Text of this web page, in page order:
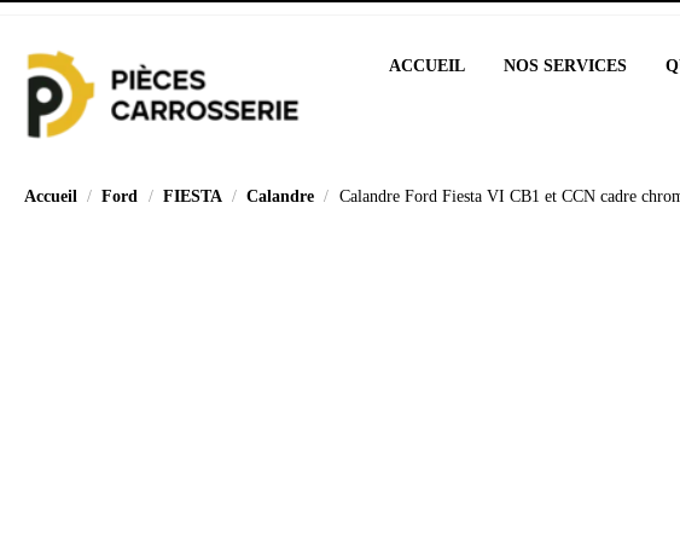
ACCUEIL NOS SERVICES
Accueil Ford FIESTA Calandre Calandre Ford Fiesta VI CB1 et CCN cadre